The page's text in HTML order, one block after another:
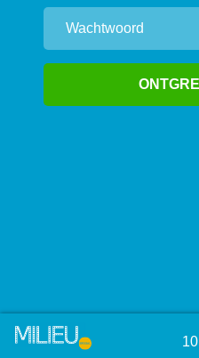
Terug naar overzicht 10